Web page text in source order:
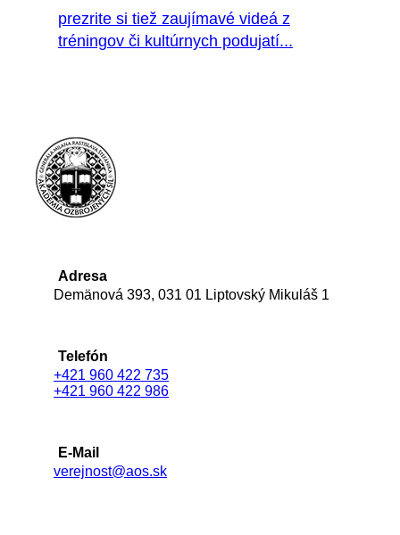
prezrite si tiež zaujímavé videá z
tréningov či kultúrnych podujatí...
Adresa
Demänová 393, 031 01 Liptovský Mikuláš 1
Telefón
+421 960 422 735
+421 960 422 986
E-Mail
verejnost@aos.sk